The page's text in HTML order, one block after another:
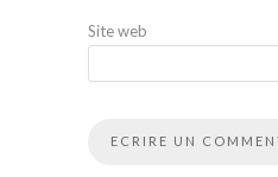
Site web